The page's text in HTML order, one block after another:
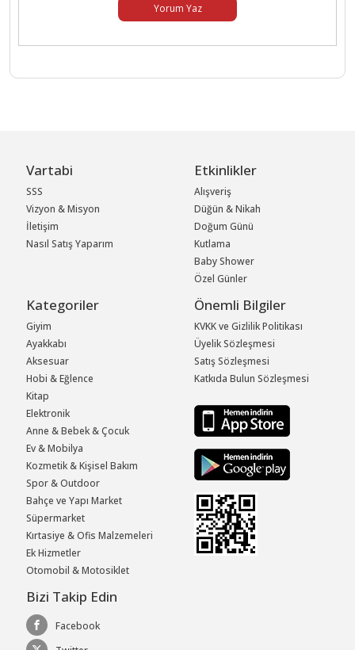
Yorum Yaz
Vartabi
SSS
Vizyon & Misyon
İletişim
Nasıl Satış Yaparım
Etkinlikler
Alışveriş
Düğün & Nikah
Doğum Günü
Kutlama
Baby Shower
Özel Günler
Kategoriler
Giyim
Ayakkabı
Aksesuar
Hobi & Eğlence
Kitap
Elektronik
Anne & Bebek & Çocuk
Ev & Mobilya
Kozmetik & Kişisel Bakım
Spor & Outdoor
Bahçe ve Yapı Market
Süpermarket
Kırtasiye & Ofis Malzemeleri
Ek Hizmetler
Otomobil & Motosiklet
Önemli Bilgiler
KVKK ve Gizlilik Politikası
Üyelik Sözleşmesi
Satış Sözleşmesi
Katkıda Bulun Sözleşmesi
Bizi Takip Edin
Facebook